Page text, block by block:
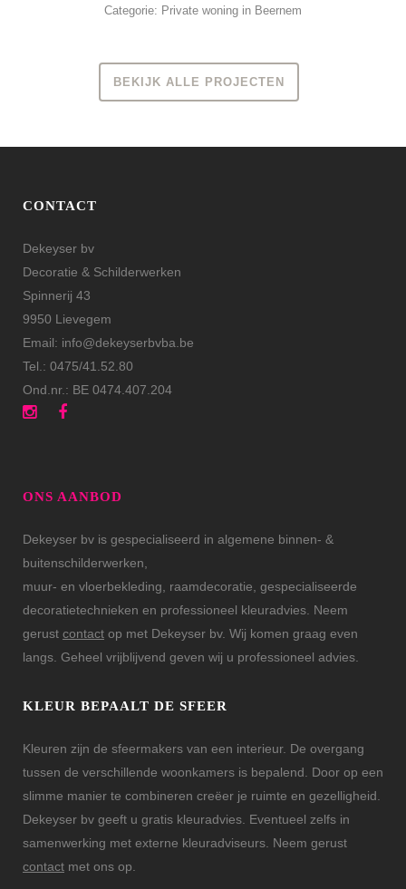
Categorie: Private woning in Beernem
BEKIJK ALLE PROJECTEN
CONTACT
Dekeyser bv
Decoratie & Schilderwerken
Spinnerij 43
9950 Lievegem
Email: info@dekeyserbvba.be
Tel.: 0475/41.52.80
Ond.nr.: BE 0474.407.204
ONS AANBOD
Dekeyser bv is gespecialiseerd in algemene binnen- &
buitenschilderwerken,
muur- en vloerbekleding, raamdecoratie, gespecialiseerde
decoratietechnieken en professioneel kleuradvies. Neem
gerust contact op met Dekeyser bv. Wij komen graag even
langs. Geheel vrijblijvend geven wij u professioneel advies.
KLEUR BEPAALT DE SFEER
Kleuren zijn de sfeermakers van een interieur. De overgang
tussen de verschillende woonkamers is bepalend. Door op een
slimme manier te combineren creëer je ruimte en gezelligheid.
Dekeyser bv geeft u gratis kleuradvies. Eventueel zelfs in
samenwerking met externe kleuradviseurs. Neem gerust
contact met ons op.